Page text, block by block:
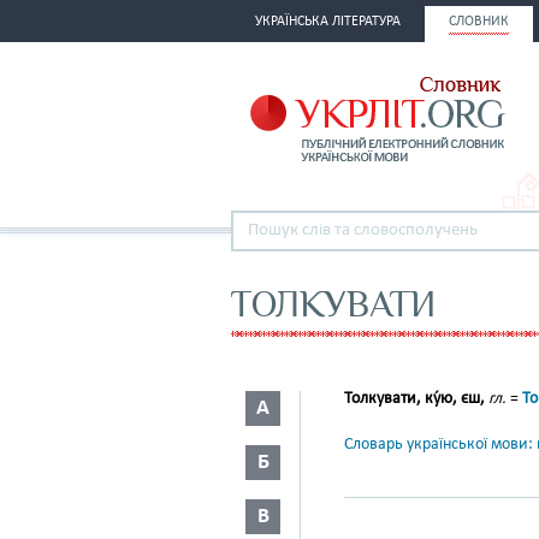
УКРАЇНСЬКА ЛІТЕРАТУРА СЛОВНИК
ТОЛКУВАТИ
А
Б
В
Толкувати, ку́ю, єш, гл. =
Словарь української